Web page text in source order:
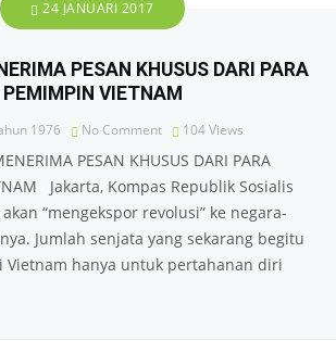
24 JANUARI 2017
PESAN KHUSUS DARI PARA
PEMIMPIN VIETNAM
1976 No Comment 104Views
PESAN KHUSUS DARI PARA
Jakarta, Kompas Republik Sosialis
“mengekspor revolusi” ke negara-
Jumlah senjata yang sekarang begitu
Vietnam hanya untuk pertahanan diri